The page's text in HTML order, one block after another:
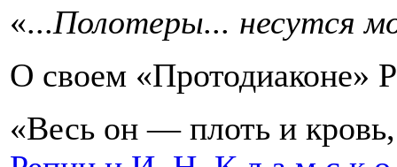
«...Полотеры... несутся
О своем «Протодиаконе»
«Весь он — плоть и